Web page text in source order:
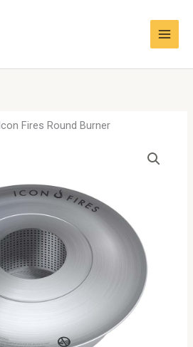
Icon Fires Round Burner